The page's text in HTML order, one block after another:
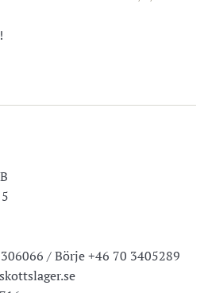
/ Börje +46 70 3405289